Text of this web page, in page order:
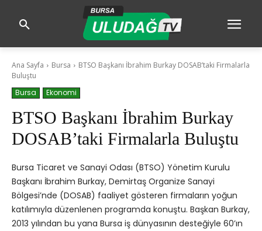
Ana Sayfa Bursa
BTSO Başkanı İbrahim Burkay DOSAB’taki Firmalarla
Buluştu
Bursa
Ekonomi
BTSO Başkanı İbrahim Burkay
DOSAB’taki Firmalarla Buluştu
Bursa Ticaret ve Sanayi Odası (BTSO) Yönetim Kurulu
Başkanı İbrahim Burkay, Demirtaş Organize Sanayi
Bölgesi’nde (DOSAB) faaliyet gösteren firmaların yoğun
katılımıyla düzenlenen programda konuştu. Başkan Burkay,
2013 yılından bu yana Bursa iş dünyasının desteğiyle 60’ın